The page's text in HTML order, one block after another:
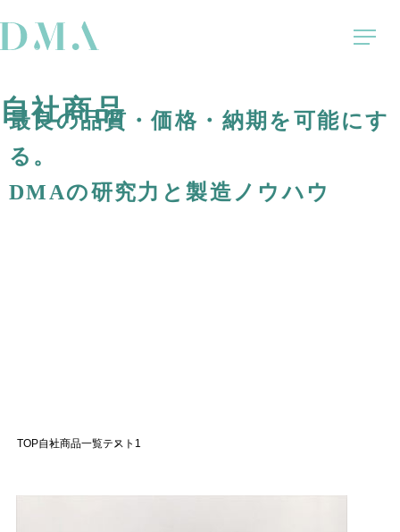
自社商品
最良の品質・価格・納期を可能にす
る。
DMAの研究力と製造ノウハウ
TOP自社商品一覧テスト1